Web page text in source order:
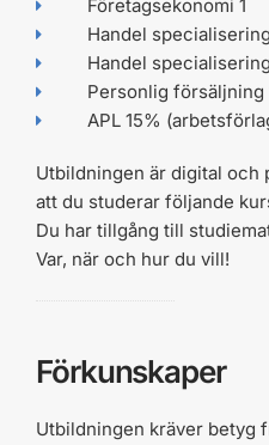
Företagsekonomi 1
Handel specialisering
Handel specialisering
Personlig försäljning
APL 15%
Utbildningen är digital och
att du studerar följande
Du har tillgång till
Var, när och hur du vill!
Förkunskaper
Utbildningen kräver betyg